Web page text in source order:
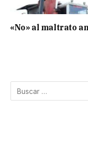
«No» al maltrato